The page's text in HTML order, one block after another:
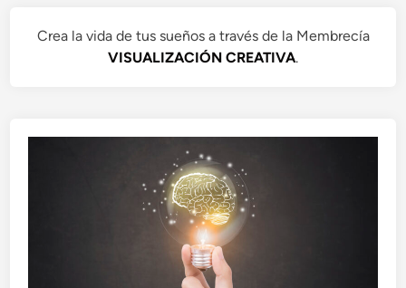
Crea la vida de tus sueños a través de la Membrecía
VISUALIZACIÓN CREATIVA.